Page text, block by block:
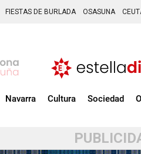
FIESTAS DE BURLADA OSASUNA
Navarra Cultura Sociedad